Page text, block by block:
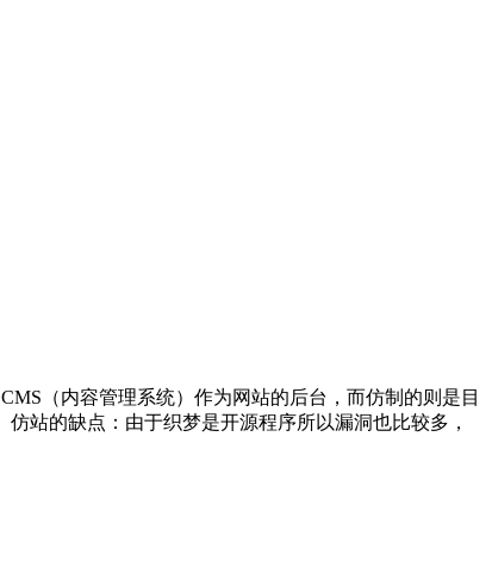
（内容管理系统）作为网站的后台，而仿制的则是目
站的缺点：由于织梦是开源程序所以漏洞也比较多，